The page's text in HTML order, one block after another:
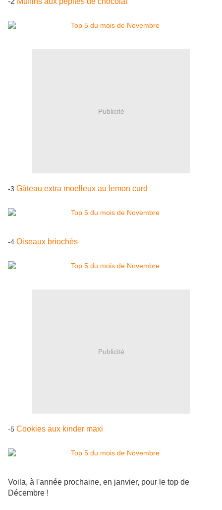
Publicité
-3 Gâteau extra moelleux au lemon curd
-4 Oiseaux briochés
Publicité
-5 Cookies aux kinder maxi
Voila, à l'année prochaine, en janvier, pour le top de
Décembre !